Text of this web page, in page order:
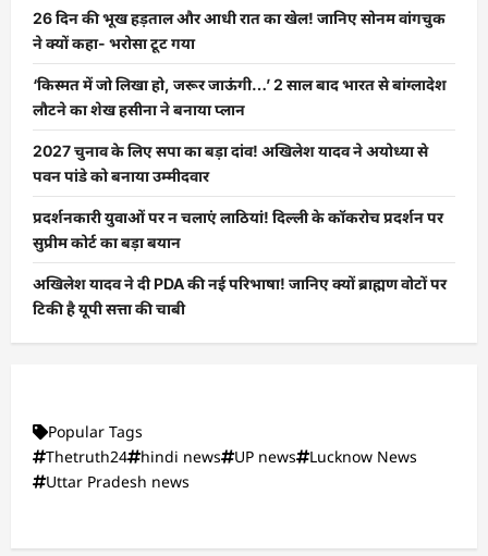
26 दिन की भूख हड़ताल और आधी रात का खेल! जानिए सोनम वांगचुक
ने क्यों कहा- भरोसा टूट गया
‘किस्मत में जो लिखा हो, जरूर जाऊंगी…’ 2 साल बाद भारत से बांग्लादेश
लौटने का शेख हसीना ने बनाया प्लान
2027 चुनाव के लिए सपा का बड़ा दांव! अखिलेश यादव ने अयोध्या से
पवन पांडे को बनाया उम्मीदवार
प्रदर्शनकारी युवाओं पर न चलाएं लाठियां! दिल्ली के कॉकरोच प्रदर्शन पर
सुप्रीम कोर्ट का बड़ा बयान
अखिलेश यादव ने दी PDA की नई परिभाषा! जानिए क्यों ब्राह्मण वोटों पर
टिकी है यूपी सत्ता की चाबी
Popular Tags
Thetruth24
hindi news UP news
Lucknow News
Uttar Pradesh news